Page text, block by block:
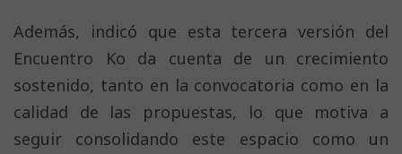
Además, indicó que esta tercera versión del
Encuentro Ko da cuenta de un crecimiento
sostenido, tanto en la convocatoria como en la
calidad de las propuestas, lo que motiva a
seguir consolidando este espacio como un